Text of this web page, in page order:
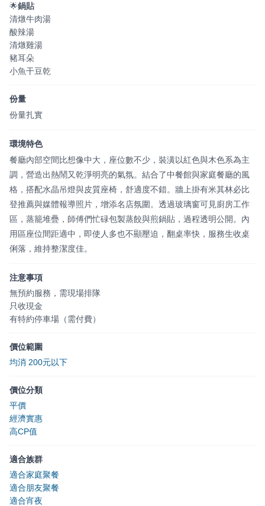
🌟鍋貼
清燉牛肉湯
酸辣湯
清燉雞湯
豬耳朵
小魚干豆乾
份量
份量扎實
環境特色
餐廳內部空間比想像中大，座位數不少，裝潢以紅色與木色系為主
調，營造出熱鬧又乾淨明亮的氣氛。結合了中餐館與家庭餐廳的風
格，搭配水晶吊燈與皮質座椅，舒適度不錯。牆上掛有米其林必比
登推薦與媒體報導照片，增添名店氛圍。透過玻璃窗可見廚房工作
區，蒸籠堆疊，師傅們忙碌包製蒸餃與煎鍋貼，過程透明公開。內
用區座位間距適中，即使人多也不顯壓迫，翻桌率快，服務生收桌
俐落，維持整潔度佳。
注意事項
無預約服務，需現場排隊
只收現金
有特約停車場（需付費）
價位範圍
均消 200元以下
價位分類
平價
經濟實惠
高CP值
適合族群
適合家庭聚餐
適合朋友聚餐
適合宵夜